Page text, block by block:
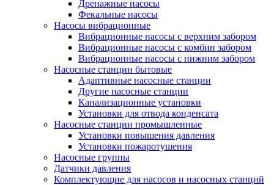
Дренажные насосы
Фекальные насосы
Насосы вибрационные
Вибрационные насосы с верхним забором
Вибрационные насосы с комбин забором
Вибрационные насосы с нижним забором
Насосные станции бытовые
Адаптивные насосные станции
Другие насосные станции
Канализационные установки
Установки для отвода конденсата
Насосные станции промышленные
Установки повышения давления
Установки пожаротушения
Насосные группы
Датчики давления
Комплектующие для насосов и насосных станций